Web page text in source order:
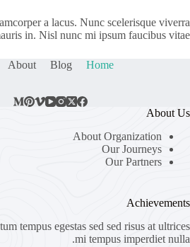
a lacus. Nunc scelerisque viverra
in. Nisl nunc mi ipsum faucibus vitae.
Home
Blog
About
About Us
About Organization
Our Journeys
Our Partners
Achievements
tempus egestas sed sed risus at ultrices
mi tempus imperdiet nulla.